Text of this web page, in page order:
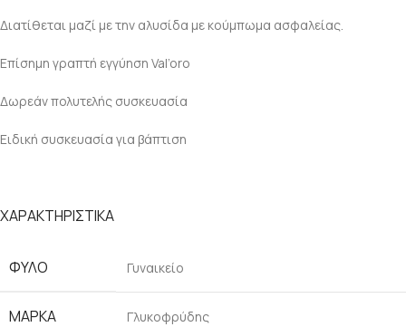
Διατίθεται μαζί με την αλυσίδα με κούμπωμα ασφαλείας.
Επίσημη γραπτή εγγύηση Val’oro
Δωρεάν πολυτελής συσκευασία
Ειδική συσκευασία για βάπτιση
ΧΑΡΑΚΤΗΡΙΣΤΙΚΑ
ΦΥΛΟ Γυναικείο
ΜΑΡΚΑ Γλυκοφρύδης